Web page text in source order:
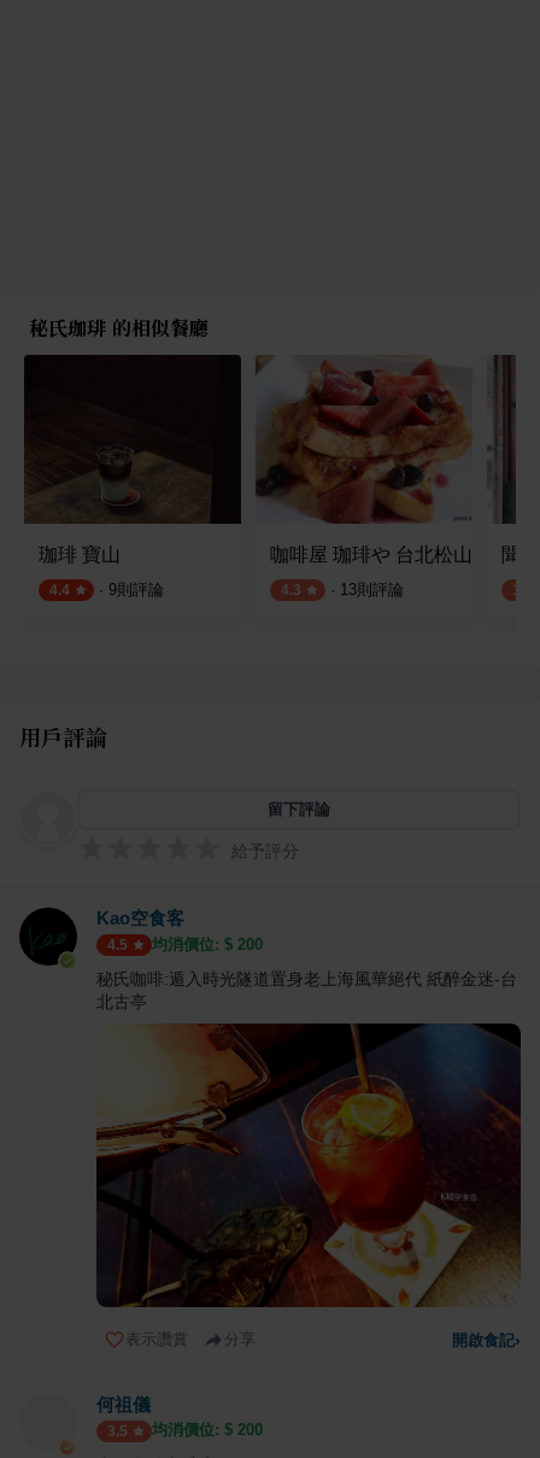
秘氏珈琲 的相似餐廳
珈琲 寶山
4.4 · 9則評論
咖啡屋 珈琲や 台北松山工房
4.3 · 13則評論
聞
3.8
用戶評論
留下評論
給予評分
Kao空食客
4.5 均消價位: $ 200
秘氏咖啡:遁入時光隧道置身老上海風華絕代 紙醉金迷-台
北古亭
表示讚賞 分享 開啟食記›
何祖儀
3.5 均消價位: $ 200